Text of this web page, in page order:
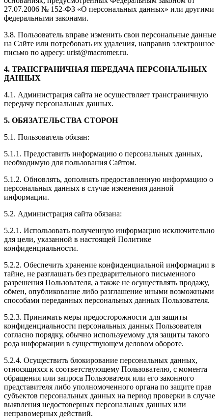
27.07.2006 № 152-ФЗ «О персональных данных» или другими
федеральными законами.
3.8. Пользователь вправе изменить свои персональные данные
на Сайте или потребовать их удаления, направив электронное
письмо по адресу: urist@macromer.ru.
4. ТРАНСГРАНИЧНАЯ ПЕРЕДАЧА ПЕРСОНАЛЬНЫХ
ДАННЫХ
4.1. Администрация сайта не осуществляет трансграничную
передачу персональных данных.
5. ОБЯЗАТЕЛЬСТВА СТОРОН
5.1. Пользователь обязан:
5.1.1. Предоставить информацию о персональных данных,
необходимую для пользования Сайтом.
5.1.2. Обновлять, дополнять предоставленную информацию о
персональных данных в случае изменения данной
информации.
5.2. Администрация сайта обязана:
5.2.1. Использовать полученную информацию исключительно
для цели, указанной в настоящей Политике
конфиденциальности.
5.2.2. Обеспечить хранение конфиденциальной информации в
тайне, не разглашать без предварительного письменного
разрешения Пользователя, а также не осуществлять продажу,
обмен, опубликование либо разглашение иными возможными
способами переданных персональных данных Пользователя.
5.2.3. Принимать меры предосторожности для защиты
конфиденциальности персональных данных Пользователя
согласно порядку, обычно используемому для защиты такого
рода информации в существующем деловом обороте.
5.2.4. Осуществить блокирование персональных данных,
относящихся к соответствующему Пользователю, с момента
обращения или запроса Пользователя или его законного
представителя либо уполномоченного органа по защите прав
субъектов персональных данных на период проверки в случае
выявления недостоверных персональных данных или
неправомерных действий.